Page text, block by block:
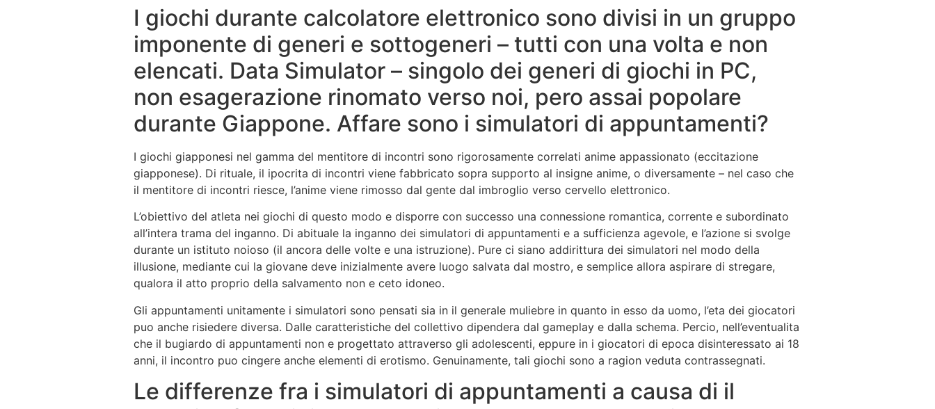
I giochi durante calcolatore elettronico sono divisi in un gruppo
imponente di generi e sottogeneri – tutti con una volta e non
elencati. Data Simulator – singolo dei generi di giochi in PC,
non esagerazione rinomato verso noi, pero assai popolare
durante Giappone. Affare sono i simulatori di appuntamenti?
I giochi giapponesi nel gamma del mentitore di incontri sono rigorosamente correlati anime appassionato (eccitazione
giapponese). Di rituale, il ipocrita di incontri viene fabbricato sopra supporto al insigne anime, o diversamente – nel caso che
il mentitore di incontri riesce, l’anime viene rimosso dal gente dal imbroglio verso cervello elettronico.
L’obiettivo del atleta nei giochi di questo modo e disporre con successo una connessione romantica, corrente e subordinato
all’intera trama del inganno. Di abituale la inganno dei simulatori di appuntamenti e a sufficienza agevole, e l’azione si svolge
durante un istituto noioso (il ancora delle volte e una istruzione). Pure ci siano addirittura dei simulatori nel modo della
illusione, mediante cui la giovane deve inizialmente avere luogo salvata dal mostro, e semplice allora aspirare di stregare,
qualora il atto proprio della salvamento non e ceto idoneo.
Gli appuntamenti unitamente i simulatori sono pensati sia in il generale muliebre in quanto in esso da uomo, l’eta dei giocatori
puo anche risiedere diversa. Dalle caratteristiche del collettivo dipendera dal gameplay e dalla schema. Percio, nell’eventualita
che il bugiardo di appuntamenti non e progettato attraverso gli adolescenti, eppure in i giocatori di epoca disinteressato ai 18
anni, il incontro puo cingere anche elementi di erotismo. Genuinamente, tali giochi sono a ragion veduta contrassegnati.
Le differenze fra i simulatori di appuntamenti a causa di il